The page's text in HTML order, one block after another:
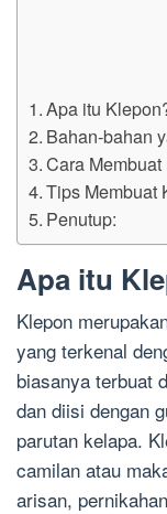
Apa itu
Bahan-bahan
Cara
Tips Membuat
Penutup:
Apa itu
Klepon
yang terkenal
biasanya terbuat
dan diisi dengan
parutan kelapa.
camilan atau
arisan,